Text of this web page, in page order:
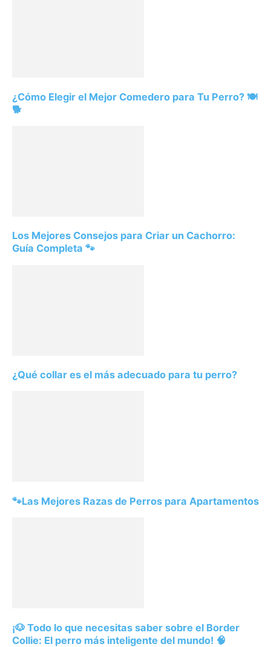
¿Cómo Elegir el Mejor Comedero para Tu Perro? 🍽️
🐕
Los Mejores Consejos para Criar un Cachorro:
Guía Completa 🐾
¿Qué collar es el más adecuado para tu perro?
🐾Las Mejores Razas de Perros para Apartamentos
¡🐶 Todo lo que necesitas saber sobre el Border
Collie: El perro más inteligente del mundo! 🧠